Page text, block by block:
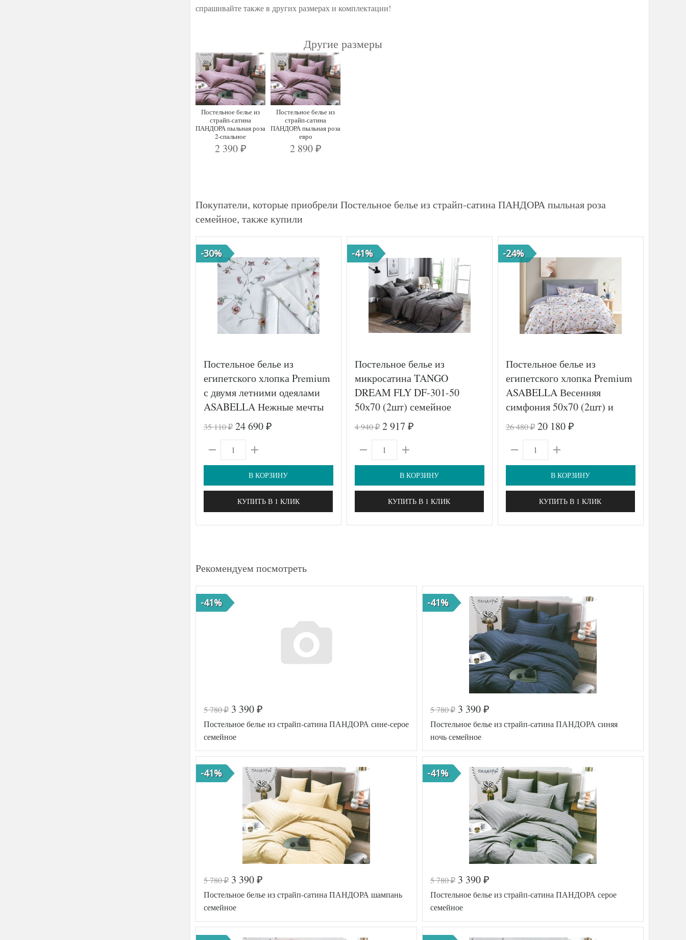
спрашивайте также в других размерах и комплектации!
Другие размеры
Постельное белье из
страйп-сатина
ПАНДОРА пыльная роза
2-спальное
2 390 ₽
Постельное белье из
страйп-сатина
ПАНДОРА пыльная роза
евро
2 890 ₽
Покупатели, которые приобрели Постельное белье из страйп-сатина ПАНДОРА пыльная роза
семейное, также купили
-30%
Постельное белье из
египетского хлопка Premium
с двумя летними одеялами
ASABELLA Нежные мечты
50х70 (2шт) семейное
35 110₽ 24 690 ₽
В КОРЗИНУ
КУПИТЬ В 1 КЛИК
-41%
Постельное белье из
микросатина TANGO
DREAM FLY DF-301-50
50х70 (2шт) семейное
4 940₽ 2 917 ₽
В КОРЗИНУ
КУПИТЬ В 1 КЛИК
-24%
Постельное белье из
египетского хлопка Premium
ASABELLA Весенняя
симфония 50х70 (2шт) и
70х70 (2шт) семейное
26 480₽ 20 180 ₽
В КОРЗИНУ
КУПИТЬ В 1 КЛИК
Рекомендуем посмотреть
-41%
Код товара
576-668
Артикул
PAN-ST
Ткань
Сатин
5 780₽ 3 390 ₽
Постельное белье из страйп-сатина ПАНДОРА сине-серое
семейное
-41%
Код товара
576-672
Артикул
PAN-ST
Ткань
Размер
150х220
5 780₽ 3 390 ₽
Постельное белье из страйп-сатина ПАНДОРА синяя
ночь семейное
-41%
5 780₽ 3 390 ₽
Постельное белье из страйп-сатина ПАНДОРА шампань
семейное
-41%
5 780₽ 3 390 ₽
Постельное белье из страйп-сатина ПАНДОРА серое
семейное